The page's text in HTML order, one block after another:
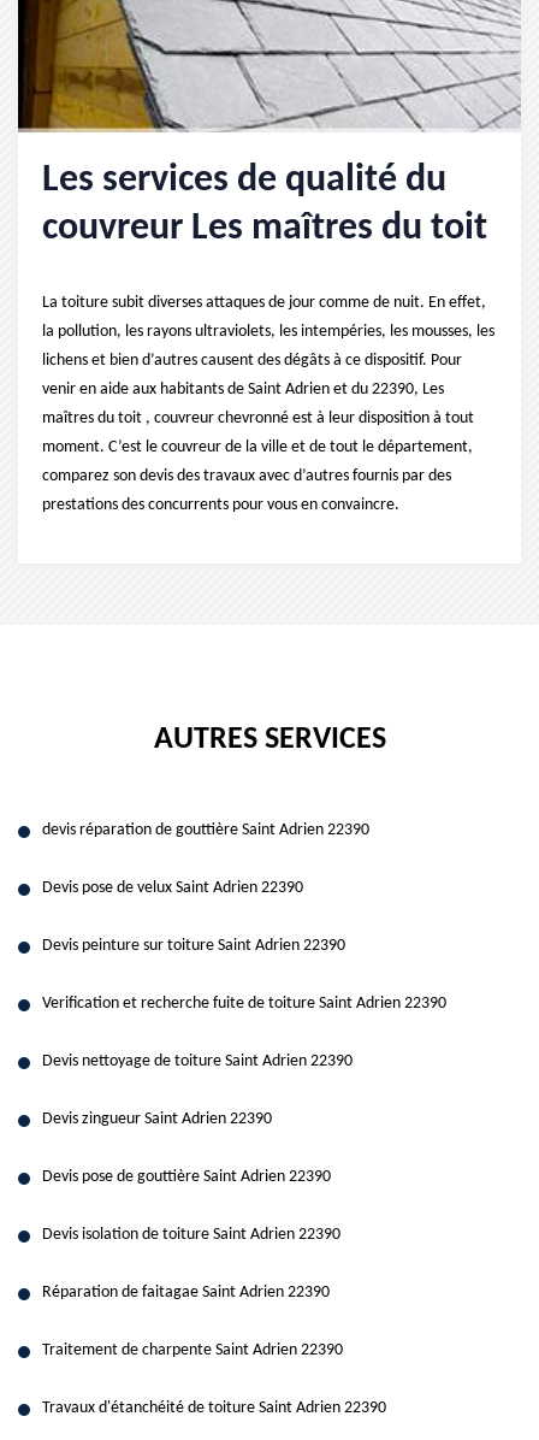
Les services de qualité du
couvreur Les maîtres du toit
La toiture subit diverses attaques de jour comme de nuit. En effet,
la pollution, les rayons ultraviolets, les intempéries, les mousses, les
lichens et bien d’autres causent des dégâts à ce dispositif. Pour
venir en aide aux habitants de Saint Adrien et du 22390, Les
maîtres du toit , couvreur chevronné est à leur disposition à tout
moment. C’est le couvreur de la ville et de tout le département,
comparez son devis des travaux avec d’autres fournis par des
prestations des concurrents pour vous en convaincre.
AUTRES SERVICES
devis réparation de gouttière Saint Adrien 22390
Devis pose de velux Saint Adrien 22390
Devis peinture sur toiture Saint Adrien 22390
Verification et recherche fuite de toiture Saint Adrien 22390
Devis nettoyage de toiture Saint Adrien 22390
Devis zingueur Saint Adrien 22390
Devis pose de gouttière Saint Adrien 22390
Devis isolation de toiture Saint Adrien 22390
Réparation de faitagae Saint Adrien 22390
Traitement de charpente Saint Adrien 22390
Travaux d'étanchéité de toiture Saint Adrien 22390